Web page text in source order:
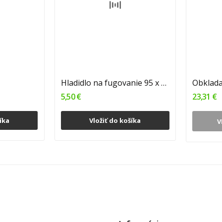
Hladidlo na fugovanie 95 x 255 mm 1/12
5,50 €
Vložiť do košíka
23,31 €